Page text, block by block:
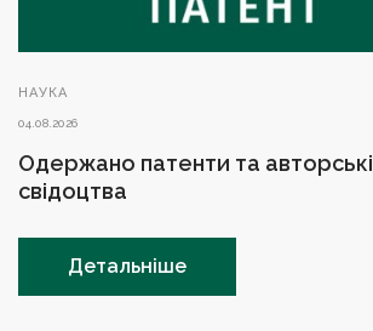
НАУКА
04.08.2026
Одержано патенти та авторські
свідоцтва
Детальніше